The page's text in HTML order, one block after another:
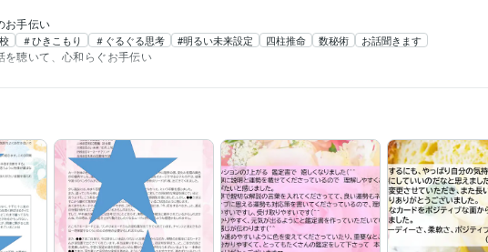
お手伝い
＃ひきこもり ＃ぐるぐる思考 #明るい未来設定 四柱推命 数秘術 お話聞きます
を聴いて、心和らぐお手伝い